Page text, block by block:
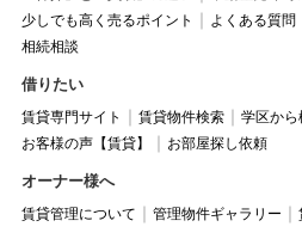
少しでも高く売るポイント
よくある質問
相続相談
借りたい
賃貸専門サイト 賃貸物件検索 学区から
お客様の声【賃貸】
お部屋探し依頼
オーナー様へ
賃貸管理について 管理物件ギャラリー